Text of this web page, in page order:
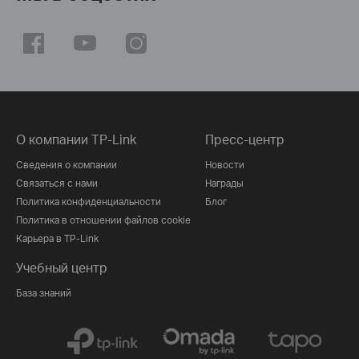
О компании TP-Link
Сведения о компании
Связаться с нами
Политика конфиденциальности
Политика в отношении файлов cookie
Карьера в TP-Link
Пресс-центр
Новости
Награды
Блог
Учебный центр
База знаний